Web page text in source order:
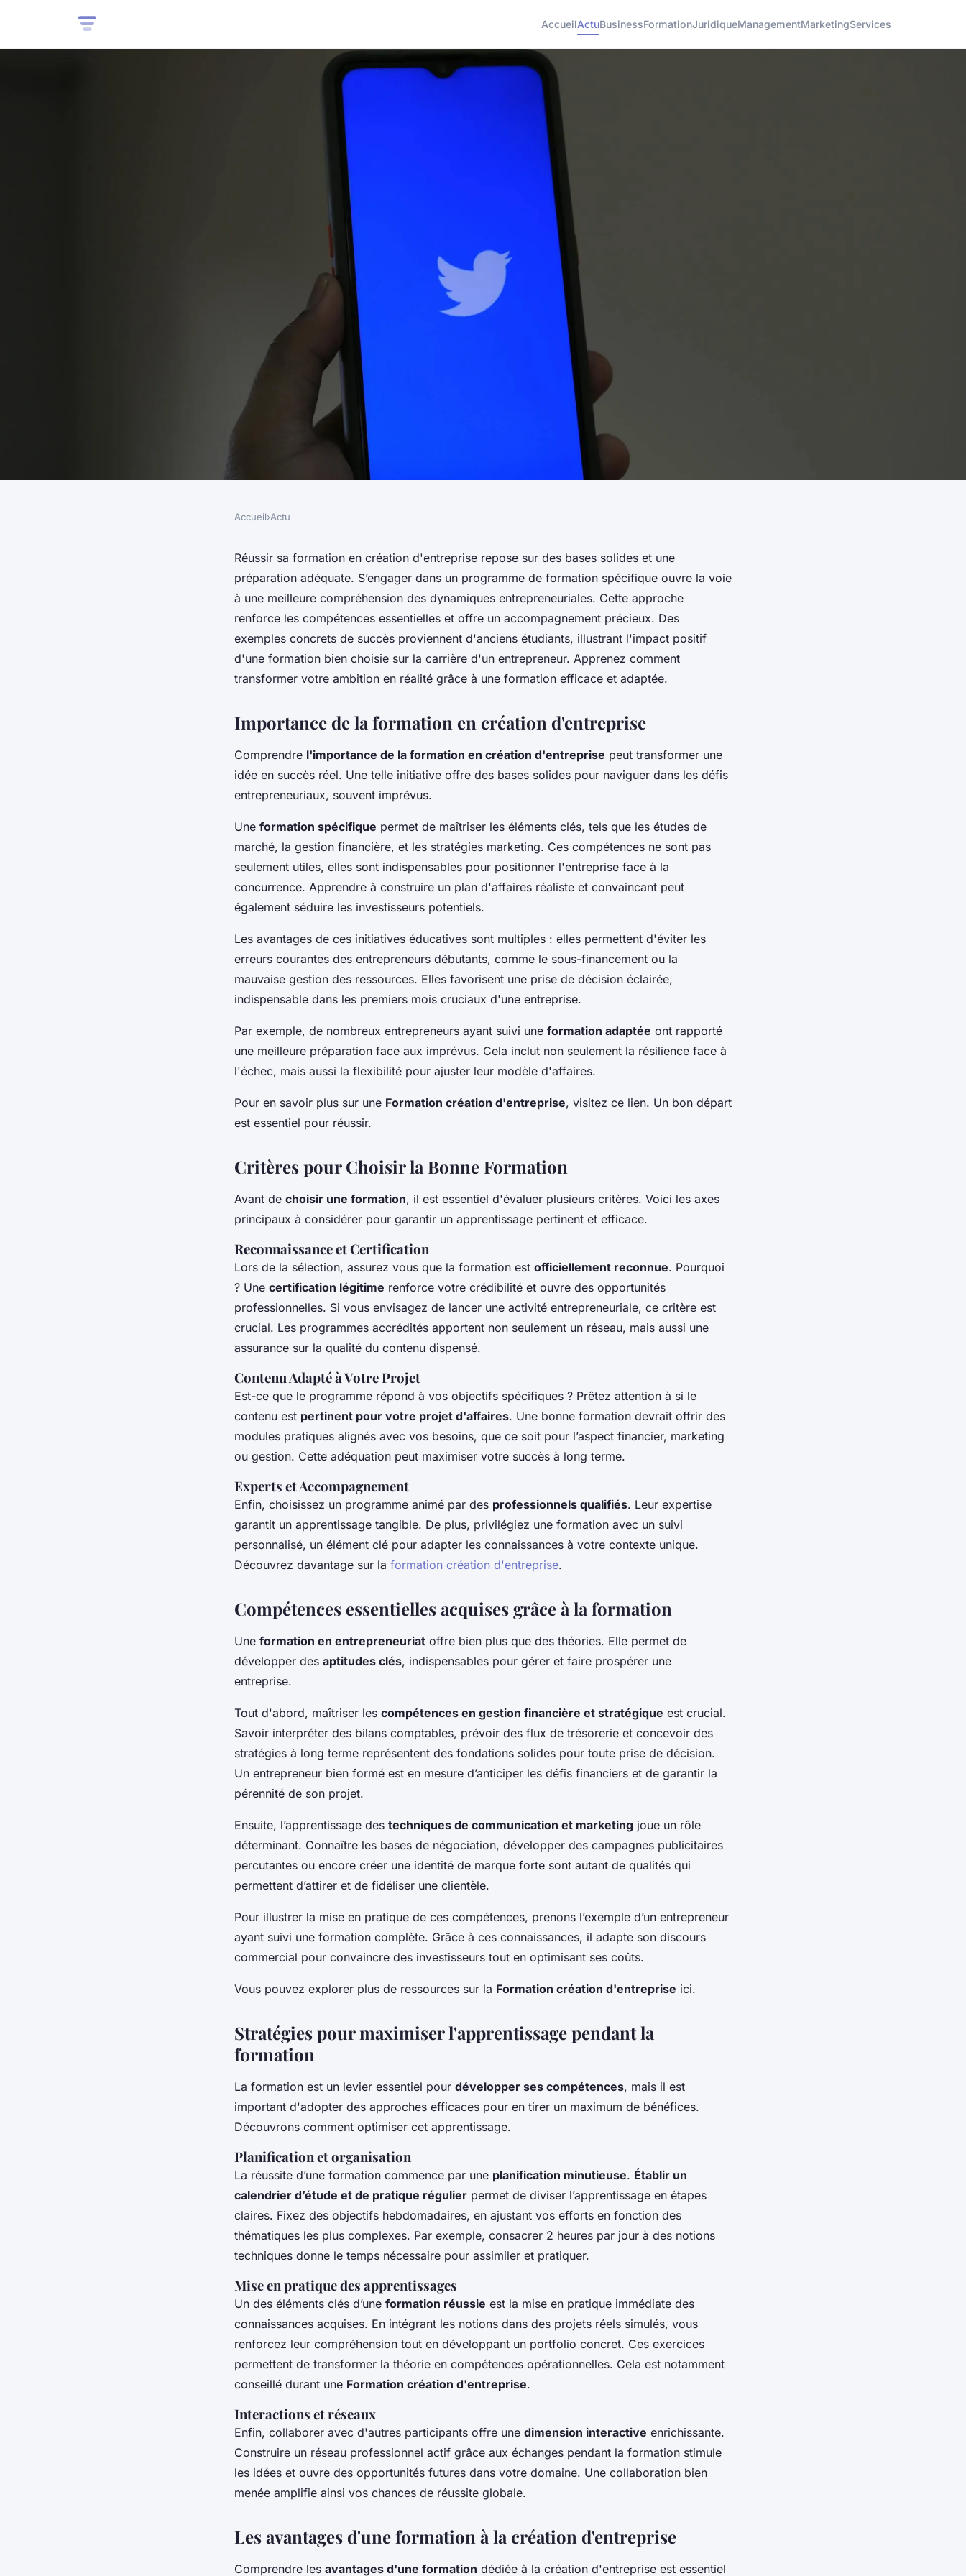
AccueilActuBusinessFormationJuridiqueManagementMarketingServices
Guide essentiel pour réussir votre
formation en création d'entreprise
Accueil›Actu
Réussir sa formation en création d'entreprise repose sur des bases solides et une
préparation adéquate. S’engager dans un programme de formation spécifique ouvre la voie
à une meilleure compréhension des dynamiques entrepreneuriales. Cette approche
renforce les compétences essentielles et offre un accompagnement précieux. Des
exemples concrets de succès proviennent d'anciens étudiants, illustrant l'impact positif
d'une formation bien choisie sur la carrière d'un entrepreneur. Apprenez comment
transformer votre ambition en réalité grâce à une formation efficace et adaptée.
Importance de la formation en création d'entreprise
Comprendre l'importance de la formation en création d'entreprise peut transformer une
idée en succès réel. Une telle initiative offre des bases solides pour naviguer dans les défis
entrepreneuriaux, souvent imprévus.
Une formation spécifique permet de maîtriser les éléments clés, tels que les études de
marché, la gestion financière, et les stratégies marketing. Ces compétences ne sont pas
seulement utiles, elles sont indispensables pour positionner l'entreprise face à la
concurrence. Apprendre à construire un plan d'affaires réaliste et convaincant peut
également séduire les investisseurs potentiels.
Les avantages de ces initiatives éducatives sont multiples : elles permettent d'éviter les
erreurs courantes des entrepreneurs débutants, comme le sous-financement ou la
mauvaise gestion des ressources. Elles favorisent une prise de décision éclairée,
indispensable dans les premiers mois cruciaux d'une entreprise.
Par exemple, de nombreux entrepreneurs ayant suivi une formation adaptée ont rapporté
une meilleure préparation face aux imprévus. Cela inclut non seulement la résilience face à
l'échec, mais aussi la flexibilité pour ajuster leur modèle d'affaires.
Pour en savoir plus sur une Formation création d'entreprise, visitez ce lien. Un bon départ
est essentiel pour réussir.
Critères pour Choisir la Bonne Formation
Avant de choisir une formation, il est essentiel d'évaluer plusieurs critères. Voici les axes
principaux à considérer pour garantir un apprentissage pertinent et efficace.
Reconnaissance et Certification
Lors de la sélection, assurez vous que la formation est officiellement reconnue. Pourquoi
? Une certification légitime renforce votre crédibilité et ouvre des opportunités
professionnelles. Si vous envisagez de lancer une activité entrepreneuriale, ce critère est
crucial. Les programmes accrédités apportent non seulement un réseau, mais aussi une
assurance sur la qualité du contenu dispensé.
Contenu Adapté à Votre Projet
Est-ce que le programme répond à vos objectifs spécifiques ? Prêtez attention à si le
contenu est pertinent pour votre projet d'affaires. Une bonne formation devrait offrir des
modules pratiques alignés avec vos besoins, que ce soit pour l’aspect financier, marketing
ou gestion. Cette adéquation peut maximiser votre succès à long terme.
Experts et Accompagnement
Enfin, choisissez un programme animé par des professionnels qualifiés. Leur expertise
garantit un apprentissage tangible. De plus, privilégiez une formation avec un suivi
personnalisé, un élément clé pour adapter les connaissances à votre contexte unique.
Découvrez davantage sur la formation création d'entreprise.
Compétences essentielles acquises grâce à la formation
Une formation en entrepreneuriat offre bien plus que des théories. Elle permet de
développer des aptitudes clés, indispensables pour gérer et faire prospérer une
entreprise.
Tout d'abord, maîtriser les compétences en gestion financière et stratégique est crucial.
Savoir interpréter des bilans comptables, prévoir des flux de trésorerie et concevoir des
stratégies à long terme représentent des fondations solides pour toute prise de décision.
Un entrepreneur bien formé est en mesure d’anticiper les défis financiers et de garantir la
pérennité de son projet.
Ensuite, l’apprentissage des techniques de communication et marketing joue un rôle
déterminant. Connaître les bases de négociation, développer des campagnes publicitaires
percutantes ou encore créer une identité de marque forte sont autant de qualités qui
permettent d’attirer et de fidéliser une clientèle.
Pour illustrer la mise en pratique de ces compétences, prenons l’exemple d’un entrepreneur
ayant suivi une formation complète. Grâce à ces connaissances, il adapte son discours
commercial pour convaincre des investisseurs tout en optimisant ses coûts.
Vous pouvez explorer plus de ressources sur la Formation création d'entreprise ici.
Stratégies pour maximiser l'apprentissage pendant la
formation
La formation est un levier essentiel pour développer ses compétences, mais il est
important d'adopter des approches efficaces pour en tirer un maximum de bénéfices.
Découvrons comment optimiser cet apprentissage.
Planification et organisation
La réussite d’une formation commence par une planification minutieuse. Établir un
calendrier d’étude et de pratique régulier permet de diviser l’apprentissage en étapes
claires. Fixez des objectifs hebdomadaires, en ajustant vos efforts en fonction des
thématiques les plus complexes. Par exemple, consacrer 2 heures par jour à des notions
techniques donne le temps nécessaire pour assimiler et pratiquer.
Mise en pratique des apprentissages
Un des éléments clés d’une formation réussie est la mise en pratique immédiate des
connaissances acquises. En intégrant les notions dans des projets réels simulés, vous
renforcez leur compréhension tout en développant un portfolio concret. Ces exercices
permettent de transformer la théorie en compétences opérationnelles. Cela est notamment
conseillé durant une Formation création d'entreprise.
Interactions et réseaux
Enfin, collaborer avec d'autres participants offre une dimension interactive enrichissante.
Construire un réseau professionnel actif grâce aux échanges pendant la formation stimule
les idées et ouvre des opportunités futures dans votre domaine. Une collaboration bien
menée amplifie ainsi vos chances de réussite globale.
Les avantages d'une formation à la création d'entreprise
Comprendre les avantages d'une formation dédiée à la création d'entreprise est essentiel